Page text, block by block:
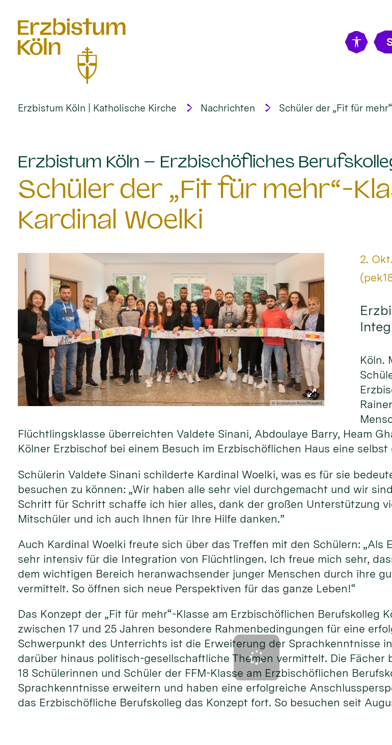
Erzbistum Köln | Katholische Kirche Nachrichten Schüler der „Fit für
Erzbistum Köln – Erzbischöfliches
Schüler der „Fit für mehr“-
Kardinal Woelki
© Erzbistum Köln/Weyand
Datum:
2.
Von:
Köln.
Flüchtlingsklasse überreichten Valdete Sinani, Abdoulaye Barry, Heam
Kölner Erzbischof bei einem Besuch im Erzbischöflichen Haus eine
Schülerin Valdete Sinani schilderte Kardinal Woelki, was es für sie
besuchen zu können: „Wir haben alle sehr viel durchgemacht und wir
Schritt für Schritt schaffe ich hier alles, dank der großen Unterstützung
Mitschüler und ich auch Ihnen für Ihre Hilfe danken.”
Auch Kardinal Woelki freute sich über das Treffen mit den Schülern:
sehr intensiv für die Integration von Flüchtlingen. Ich freue mich sehr,
dem wichtigen Bereich heranwachsender junger Menschen durch ihre
vermittelt. So öffnen sich neue Perspektiven für das ganze Leben!“
Das Konzept der „Fit für mehr“-Klasse am Erzbischöflichen
zwischen 17 und 25 Jahren besondere Rahmenbedingungen für eine
Schwerpunkt des Unterrichts ist die Erweiterung der Sprachkenntnisse
darüber hinaus politisch-gesellschaftliche Themen vermittelt. Die
18 Schülerinnen und Schüler der FFM-Klasse am Erzbischöflichen
Sprachkenntnisse erweitern und haben eine erfolgreiche
das Erzbischöfliche Berufskolleg das Konzept fort. So besuchen seit